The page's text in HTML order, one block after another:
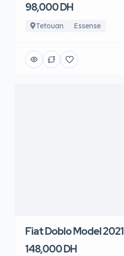
98,000 DH
Tetouan Essense
Fiat Doblo Model 2021
148,000 DH